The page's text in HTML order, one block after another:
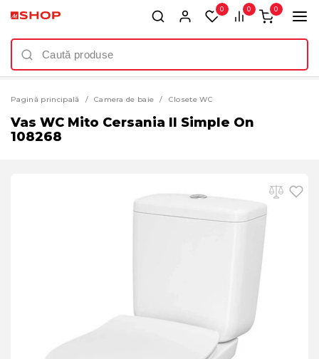
0 0 0
Pagină principală Camera de baie Closete WC
Vas WC Mito Cersania II Simple On
108268